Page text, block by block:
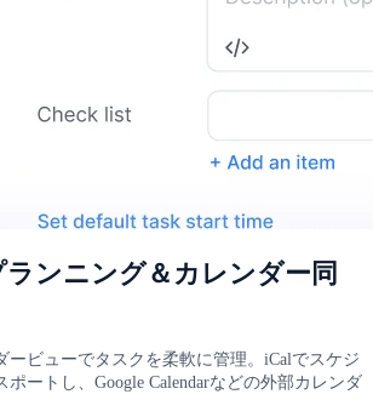
ンニング＆カレンダー同
ービューでタスクを柔軟に管理。iCalでスケジ
ポートし、Google Calendarなどの外部カレンダ